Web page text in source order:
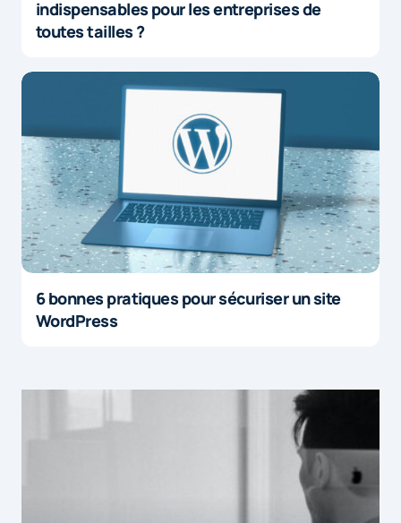
indispensables pour les entreprises de
toutes tailles ?
6 bonnes pratiques pour sécuriser un site
WordPress